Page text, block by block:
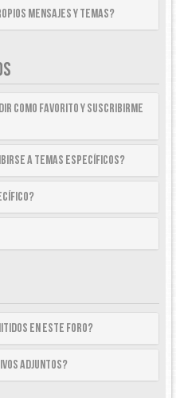
mensajes y temas?
como Favorito y suscribirme
a temas específicos?
en este foro?
adjuntos?